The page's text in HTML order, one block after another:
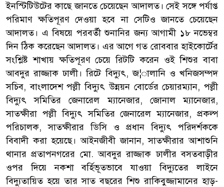
ইনস্টিটিউটের কাছে জানতে চেয়েছেন আদালত। সেই সঙ্গে পর্যাপ্ত
পরিমাণ ক্ষতিপূরণ দেওয়া হবে না সেটিও জানতে চেয়েছেন
আদালত। এ বিষয়ে পরবর্তী শুনানির জন্য আগামী ১৮ নভেম্বর
দিন ঠিক করেছেন আদালত। এর আগে গত রোববার হাইকোর্টের
সংশ্লিষ্ট শাখায় ক্ষতিপূরণ চেয়ে রিটটি করেন ওই শিশুর বাবা
আবদুর রাজ্জাক ঢালী। রিটে বিদ্যুৎ, জ¦ালানি ও খনিজসম্পদ
সচিব, বাংলাদেশ পল্লী বিদ্যুৎ উন্নয়ন বোর্ডের চেয়ারম্যান, পল্লী
বিদ্যুৎ সমিতির জেনারেল ম্যানেজার, জোনাল ম্যানেজার,
সাতক্ষীরা পল্লী বিদ্যুৎ সমিতির জেনারেল ম্যানেজার, প্রকল্প
পরিচালক, সাতক্ষীরার ডিসি ও প্রধান বিদ্যুৎ পরিদর্শককে
বিবাদী করা হয়েছে। আইনজীবী জানান, সাতক্ষীরার আশাশুনি
থানার প্রতাপনগরের মো. আবদুর রাজ্জাক ঢালীর বসতবাড়ীর
ওপর দিয়ে নকশা বর্হিভূতভাবে যাওয়া বিদ্যুতের লাইনে
বিদ্যুতায়িত হয়ে তার সাত বছরের শিশু রাকিবুজ্জামানের হাড়-